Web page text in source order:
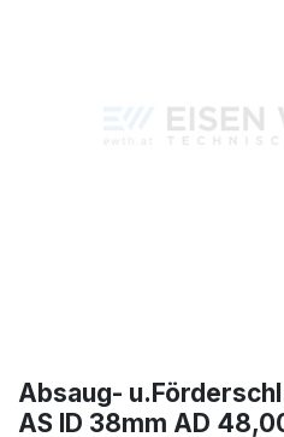
Absaug-
AS ID 38mm AD